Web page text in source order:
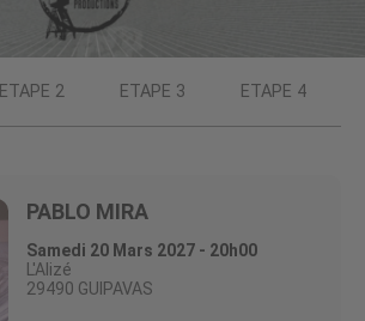
ETAPE 2 ETAPE 3 ETAPE 4
PABLO MIRA
Samedi 20 Mars 2027 - 20h00
L'Alizé
29490 GUIPAVAS